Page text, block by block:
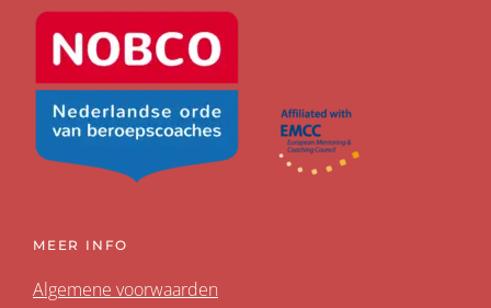
MEER INFO
Algemene voorwaarden